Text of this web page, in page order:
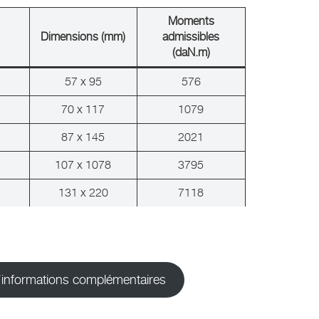
Dimensions (mm)
Moments
admissibles
(daN.m)
57 x 95 576
70 x 117 1079
87 x 145 2021
107 x 1078 3795
131 x 220 7118
complémentaires